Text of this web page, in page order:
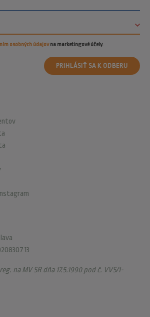
na MV SR dňa 17.5.1990 pod č. VVS/1-
osobných údajovna marketingové účely.
PRIHLÁSIŤ SA K ODBERU